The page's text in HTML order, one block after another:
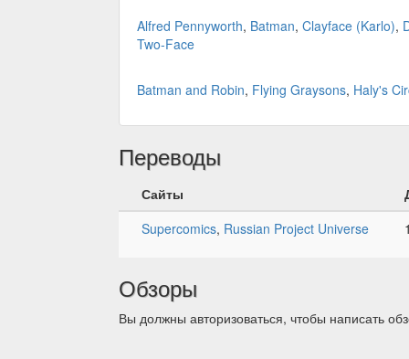
Alfred Pennyworth, Batman, Clayface (Karlo),
Two-Face
Batman and Robin, Flying Graysons, Haly's
Переводы
Сайты
Supercomics, Russian Project Universe
Обзоры
Вы должны авторизоваться, чтобы написать